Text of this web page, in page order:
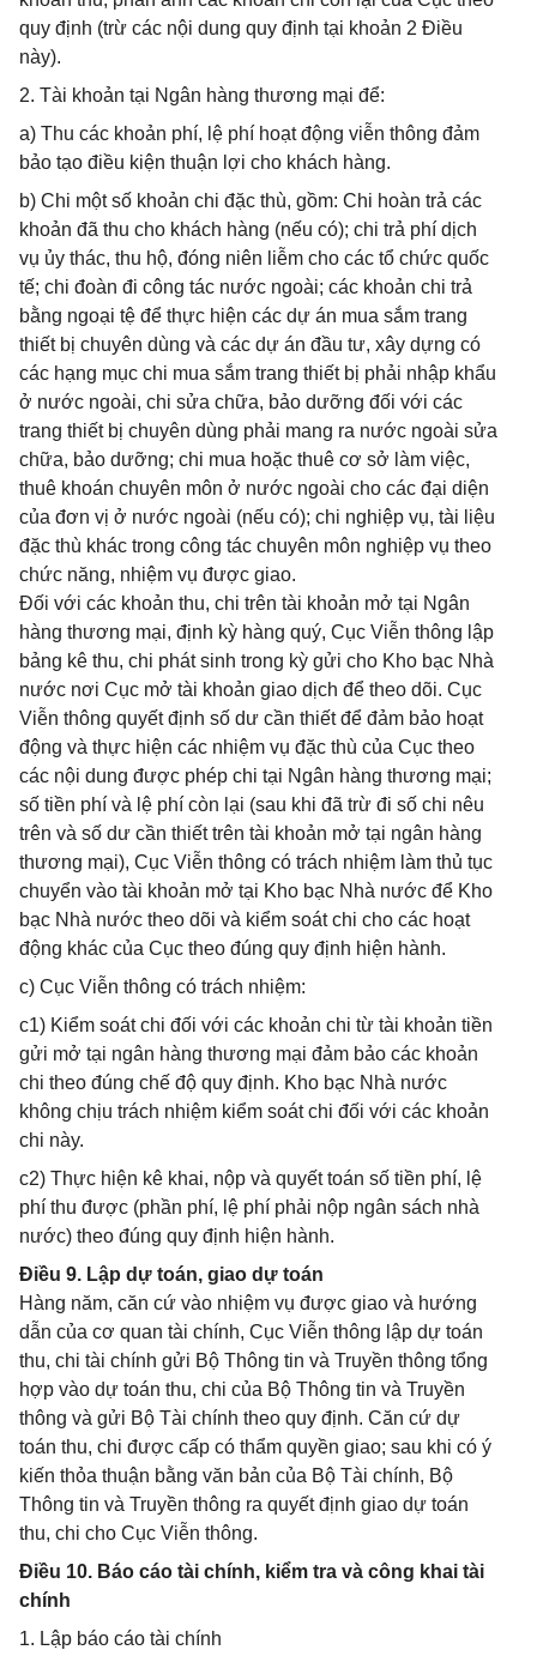
quy định (trừ các nội dung quy định tại khoản 2 Điều
này).
2. Tài khoản tại Ngân hàng thương mại để:
a) Thu các khoản phí, lệ phí hoạt động viễn thông đảm
bảo tạo điều kiện thuận lợi cho khách hàng.
b) Chi một số khoản chi đặc thù, gồm: Chi hoàn trả các
khoản đã thu cho khách hàng (nếu có); chi trả phí dịch
vụ ủy thác, thu hộ, đóng niên liễm cho các tổ chức quốc
tế; chi đoàn đi công tác nước ngoài; các khoản chi trả
bằng ngoại tệ để thực hiện các dự án mua sắm trang
thiết bị chuyên dùng và các dự án đầu tư, xây dựng có
các hạng mục chi mua sắm trang thiết bị phải nhập khẩu
ở nước ngoài, chi sửa chữa, bảo dưỡng đối với các
trang thiết bị chuyên dùng phải mang ra nước ngoài sửa
chữa, bảo dưỡng; chi mua hoặc thuê cơ sở làm việc,
thuê khoán chuyên môn ở nước ngoài cho các đại diện
của đơn vị ở nước ngoài (nếu có); chi nghiệp vụ, tài liệu
đặc thù khác trong công tác chuyên môn nghiệp vụ theo
chức năng, nhiệm vụ được giao.
Đối với các khoản thu, chi trên tài khoản mở tại Ngân
hàng thương mại, định kỳ hàng quý, Cục Viễn thông lập
bảng kê thu, chi phát sinh trong kỳ gửi cho Kho bạc Nhà
nước nơi Cục mở tài khoản giao dịch để theo dõi. Cục
Viễn thông quyết định số dư cần thiết để đảm bảo hoạt
động và thực hiện các nhiệm vụ đặc thù của Cục theo
các nội dung được phép chi tại Ngân hàng thương mại;
số tiền phí và lệ phí còn lại (sau khi đã trừ đi số chi nêu
trên và số dư cần thiết trên tài khoản mở tại ngân hàng
thương mại), Cục Viễn thông có trách nhiệm làm thủ tục
chuyển vào tài khoản mở tại Kho bạc Nhà nước để Kho
bạc Nhà nước theo dõi và kiểm soát chi cho các hoạt
động khác của Cục theo đúng quy định hiện hành.
c) Cục Viễn thông có trách nhiệm:
c1) Kiểm soát chi đối với các khoản chi từ tài khoản tiền
gửi mở tại ngân hàng thương mại đảm bảo các khoản
chi theo đúng chế độ quy định. Kho bạc Nhà nước
không chịu trách nhiệm kiểm soát chi đối với các khoản
chi này.
c2) Thực hiện kê khai, nộp và quyết toán số tiền phí, lệ
phí thu được (phần phí, lệ phí phải nộp ngân sách nhà
nước) theo đúng quy định hiện hành.
Điều 9. Lập dự toán, giao dự toán
Hàng năm, căn cứ vào nhiệm vụ được giao và hướng
dẫn của cơ quan tài chính, Cục Viễn thông lập dự toán
thu, chi tài chính gửi Bộ Thông tin và Truyền thông tổng
hợp vào dự toán thu, chi của Bộ Thông tin và Truyền
thông và gửi Bộ Tài chính theo quy định. Căn cứ dự
toán thu, chi được cấp có thẩm quyền giao; sau khi có ý
kiến thỏa thuận bằng văn bản của Bộ Tài chính, Bộ
Thông tin và Truyền thông ra quyết định giao dự toán
thu, chi cho Cục Viễn thông.
Điều 10. Báo cáo tài chính, kiểm tra và công khai tài
chính
1. Lập báo cáo tài chính